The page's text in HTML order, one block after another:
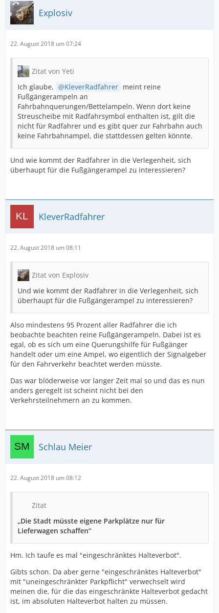
Explosiv
22. August 2018 um 07:24
Zitat von Yeti
Ich glaube,
KleverRadfahrer meint reine
Fußgängerampeln an
Fahrbahnquerungen/Bettelampeln. Wenn dort keine
Streuscheibe mit Radfahrsymbol enthalten ist, gilt die
nicht für Radfahrer und es gibt quer zur Fahrbahn auch
keine Fahrbahnampel, die stattdessen gelten könnte.
Und wie kommt der Radfahrer in die Verlegenheit, sich
überhaupt für die Fußgängerampel zu interessieren?
KleverRadfahrer
22. August 2018 um 08:11
Zitat von Explosiv
Und wie kommt der Radfahrer in die Verlegenheit, sich
überhaupt für die Fußgängerampel zu interessieren?
Also mindestens 95 Prozent aller Radfahrer die ich
beobachte beachten reine Fußgängerampeln. Dabei ist es
egal, ob es sich um eine Querungshilfe für Fußgänger
handelt oder um eine Ampel, wo eigentlich der Signalgeber
für den Fahrverkehr beachtet werden müsste.
Das war blöderweise vor langer Zeit mal so und das es nun
anders geregelt ist scheint nicht bei den
Verkehrsteilnehmern an zu kommen.
Schlau Meier
22. August 2018 um 08:12
Zitat
„Die Stadt müsste eigene Parkplätze nur für
Lieferwagen schaffen“
Hm. Ich taufe es mal "eingeschränktes Halteverbot".
Gibts schon. Da aber gerne "eingeschränktes Halteverbot"
mit "uneingeschränkter Parkpflicht" verwechselt wird
meinen die, für die das eingeschränkte Halteverbot gedacht
ist, im absoluten Halteverbot halten zu müssen.